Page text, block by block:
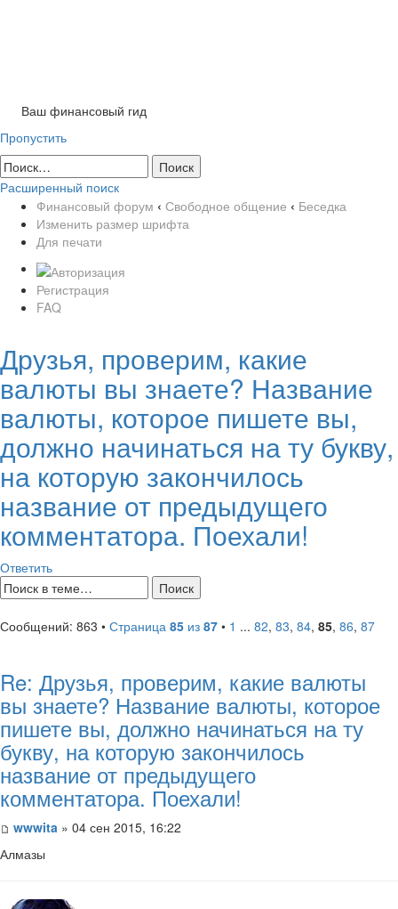
Ваш финансовый гид
Пропустить
Расширенный поиск
Финансовый форум ‹ Свободное общение ‹ Беседка
Изменить размер шрифта
Для печати
Регистрация
FAQ
Друзья, проверим, какие
валюты вы знаете? Название
валюты, которое пишете вы,
должно начинаться на ту букву,
на которую закончилось
название от предыдущего
комментатора. Поехали!
Ответить
Сообщений: 863 • Страница 85 из 87 • 1 ... 82, 83, 84, 85, 86, 87
Re: Друзья, проверим, какие валюты
вы знаете? Название валюты, которое
пишете вы, должно начинаться на ту
букву, на которую закончилось
название от предыдущего
комментатора. Поехали!
wwwita » 04 сен 2015, 16:22
Алмазы